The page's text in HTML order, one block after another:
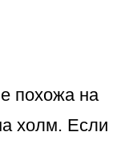
похожа на
холм. Если